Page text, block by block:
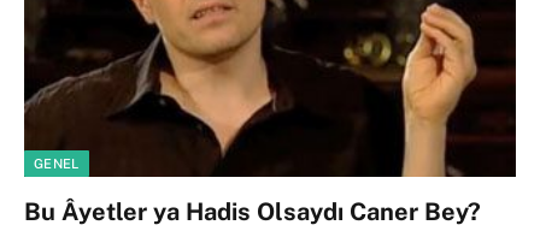
GENEL
Bu Âyetler ya Hadis Olsaydı Caner Bey?